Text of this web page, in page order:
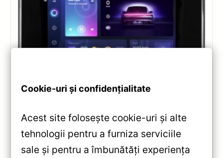
Navigatii,NAVIGATII TOYOTA
Land Cruiser — Recenzie Detaliată,
Testare & Recomandări
Teyes CC3 2K pentru Toyota Land Cruiser J300
Cookie-uri și confidențialitate
Acest site folosește cookie-uri și alte
tehnologii pentru a furniza serviciile
sale și pentru a îmbunătăți experiența